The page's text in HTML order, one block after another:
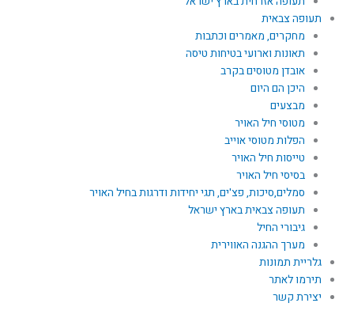
תעופה צבאית
מחקרים, מאמרים וכתבות
תאונות וארועי בטיחות טיסה
אובדן מטוסים בקרב
היכן הם היום
מבצעים
מטוסי חיל האויר
הפלות מטוסי אוייב
טייסות חיל האויר
בסיסי חיל האויר
סמלים,סיכות, פצ'ים, תגי יחידות ודרגות בחיל האויר
תעופה צבאית בארץ ישראל
גיבורי החיל
מערך ההגנה האווירית
גלריית תמונות
תירמו לאתר
יצירת קשר